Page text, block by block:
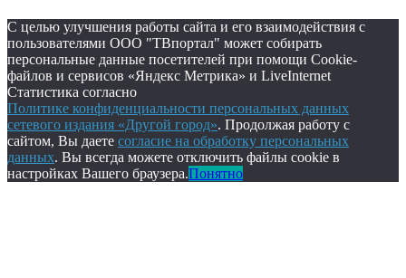
С целью улучшения работы сайта и его взаимодействия с
пользователями ООО "ТВпортал" может собирать
персональные данные посетителей при помощи Cookie-
файлов и сервисов «Яндекс Метрика» и LiveInternet
Статистика согласно
Политике конфиденциальности персональных данных
сетевого издания «Другой город». Продолжая работу с
сайтом, Вы даете согласие на обработку персональных
данных. Вы всегда можете отключить файлы cookie в
настройках Вашего браузера.Понятно